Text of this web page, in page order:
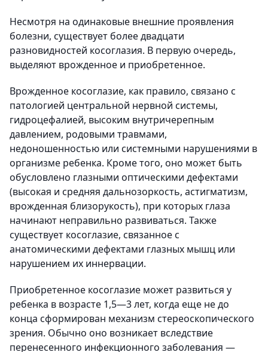
Несмотря на одинаковые внешние проявления
болезни, существует более двадцати
разновидностей косоглазия. В первую очередь,
выделяют врожденное и приобретенное.
Врожденное косоглазие, как правило, связано с
патологией центральной нервной системы,
гидроцефалией, высоким внутричерепным
давлением, родовыми травмами,
недоношенностью или системными нарушениями в
организме ребенка. Кроме того, оно может быть
обусловлено глазными оптическими дефектами
(высокая и средняя дальнозоркость, астигматизм,
врожденная близорукость), при которых глаза
начинают неправильно развиваться. Также
существует косоглазие, связанное с
анатомическими дефектами глазных мышц или
нарушением их иннервации.
Приобретенное косоглазие может развиться у
ребенка в возрасте 1,5—3 лет, когда еще не до
конца сформирован механизм стереоскопического
зрения. Обычно оно возникает вследствие
перенесенного инфекционного заболевания —